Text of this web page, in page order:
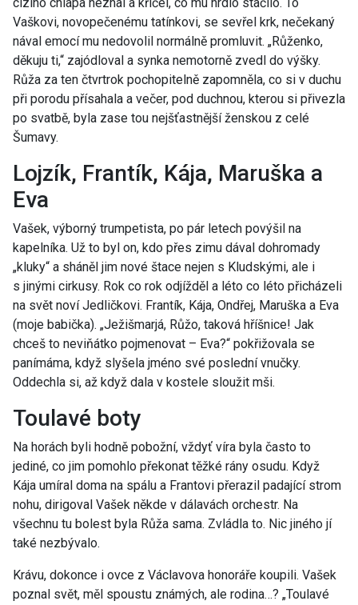
cizího chlapa neznal a křičel, co mu hrdlo stačilo. To
Vaškovi, novopečenému tatínkovi, se sevřel krk, nečekaný
nával emocí mu nedovolil normálně promluvit. „Růženko,
děkuju ti,“ zajódloval a synka nemotorně zvedl do výšky.
Růža za ten čtvrtrok pochopitelně zapomněla, co si v duchu
při porodu přísahala a večer, pod duchnou, kterou si přivezla
po svatbě, byla zase tou nejšťastnější ženskou z celé
Šumavy.
Lojzík, Frantík, Kája, Maruška a
Eva
Vašek, výborný trumpetista, po pár letech povýšil na
kapelníka. Už to byl on, kdo přes zimu dával dohromady
„kluky“ a sháněl jim nové štace nejen s Kludskými, ale i
s jinými cirkusy. Rok co rok odjížděl a léto co léto přicházeli
na svět noví Jedličkovi. Frantík, Kája, Ondřej, Maruška a Eva
(moje babička). „Ježišmarjá, Růžo, taková hříšnice! Jak
chceš to neviňátko pojmenovat – Eva?“ pokřižovala se
panímáma, když slyšela jméno své poslední vnučky.
Oddechla si, až když dala v kostele sloužit mši.
Toulavé boty
Na horách byli hodně pobožní, vždyť víra byla často to
jediné, co jim pomohlo překonat těžké rány osudu. Když
Kája umíral doma na spálu a Frantovi přerazil padající strom
nohu, dirigoval Vašek někde v dálavách orchestr. Na
všechnu tu bolest byla Růža sama. Zvládla to. Nic jiného jí
také nezbývalo.
Krávu, dokonce i ovce z Václavova honoráře koupili. Vašek
poznal svět, měl spoustu známých, ale rodina…? „Toulavé